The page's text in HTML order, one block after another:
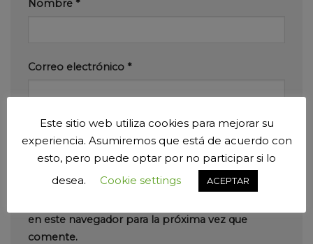
Nombre *
Correo electrónico *
Web
Guarda mi nombre, correo electrónico y web
en este navegador para la próxima vez que
comente.
Este sitio web utiliza cookies para mejorar su
experiencia. Asumiremos que está de acuerdo con
esto, pero puede optar por no participar si lo
desea.
Cookie settings ACEPTAR